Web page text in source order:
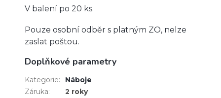
V balení po 20 ks.
Pouze osobní odběr s platným ZO, nelze
zaslat poštou.
Doplňkové parametry
Kategorie:
Náboje
Záruka:
2 roky